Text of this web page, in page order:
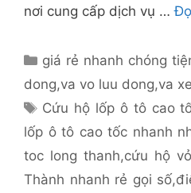
nơi cung cấp dịch vụ …
Danh
giá rẻ nhanh chóng
dong,va vo luu dong,va
Thẻ
Cứu hộ lốp ô tô cao
lốp ô tô cao tốc nhanh
toc long thanh,cứu hộ
Thành nhanh rẻ gọi số,